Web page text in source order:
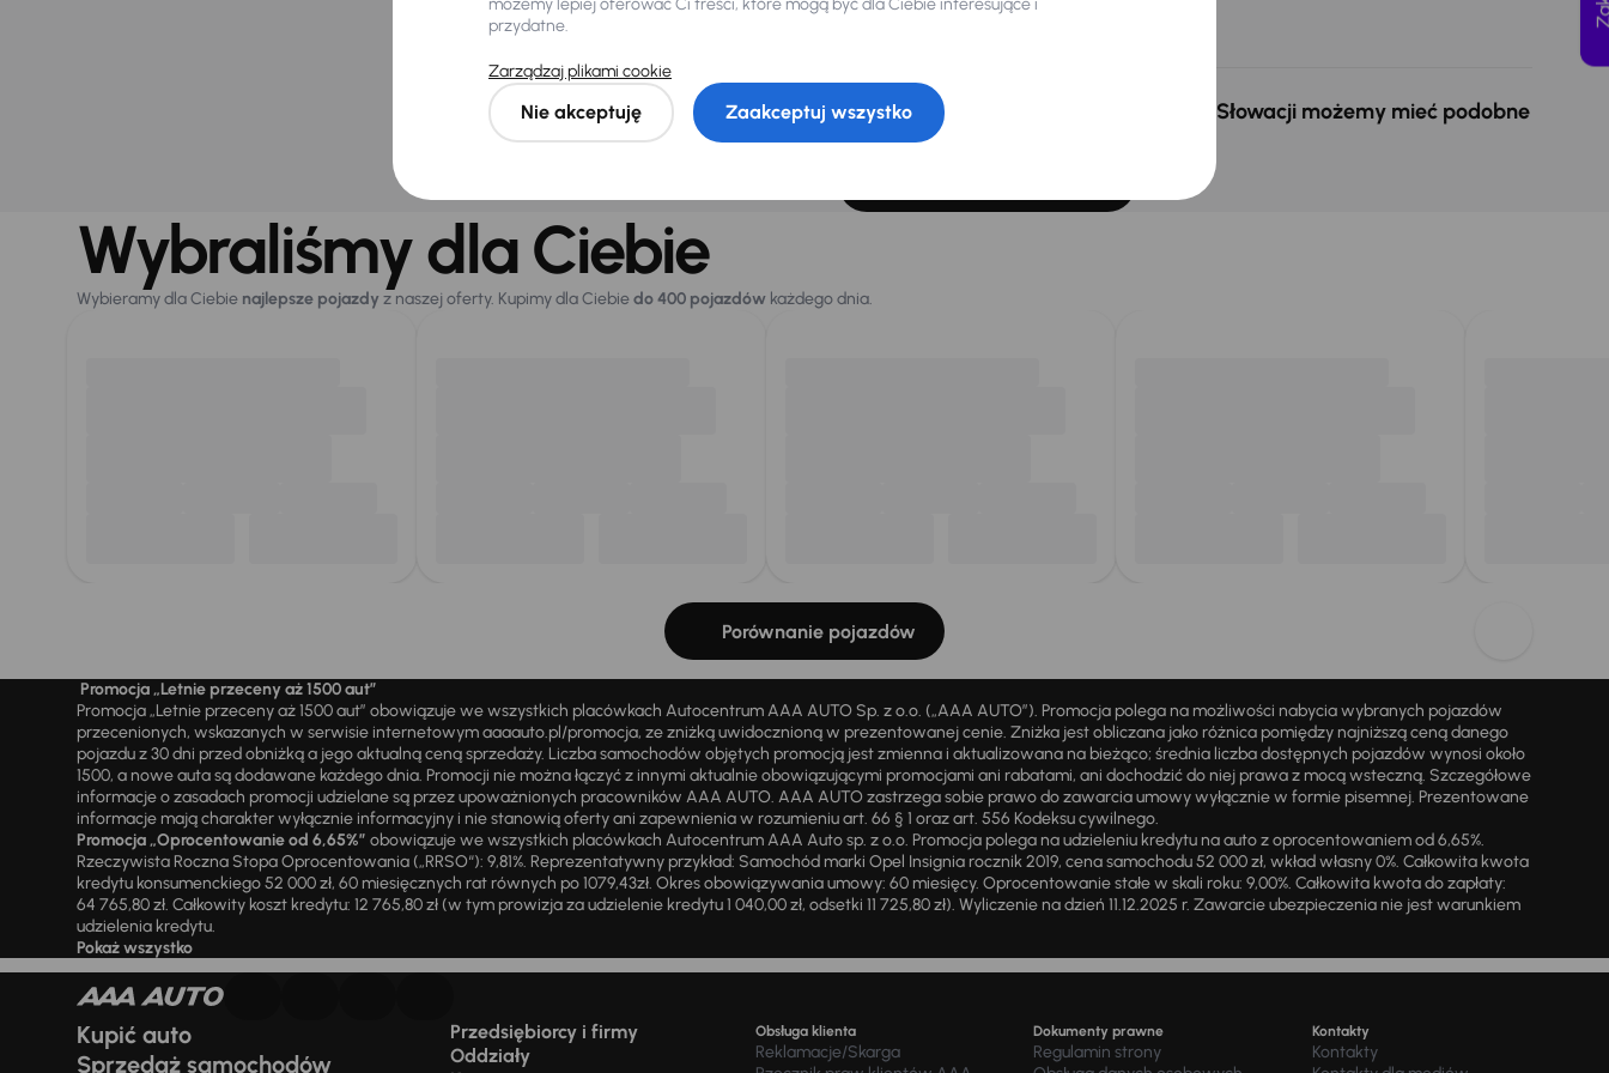
obniżką
33 500 zł
Miesięczna rata
Nie wybrałeś auto z oferty? Nie szkodzi, w naszych oddziałach w Czechach i na Słowacji możemy mieć podobne
samochody, których szukasz.
Wybraliśmy dla Ciebie
Wybieramy dla Ciebie najlepsze pojazdy z naszej oferty. Kupimy dla Ciebiedo 400 pojazdów każdego dnia.
Porównanie pojazdów
Promocja „Letnie przeceny aż 1500 aut”
Promocja „Letnie przeceny aż 1500 aut” obowiązuje we wszystkich placówkach Autocentrum AAA AUTO Sp. z o.o. („AAA AUTO”). Promocja polega na możliwości nabycia wybranych pojazdów
przecenionych, wskazanych w serwisie internetowym aaaauto.pl/promocja, ze zniżką uwidocznioną w prezentowanej cenie. Zniżka jest obliczana jako różnica pomiędzy najniższą ceną danego
pojazdu z 30 dni przed obniżką a jego aktualną ceną sprzedaży. Liczba samochodów objętych promocją jest zmienna i aktualizowana na bieżąco; średnia liczba dostępnych pojazdów wynosi około
1500, a nowe auta są dodawane każdego dnia. Promocji nie można łączyć z innymi aktualnie obowiązującymi promocjami ani rabatami, ani dochodzić do niej prawa z mocą wsteczną. Szczegółowe
informacje o zasadach promocji udzielane są przez upoważnionych pracowników AAA AUTO. AAA AUTO zastrzega sobie prawo do zawarcia umowy wyłącznie w formie pisemnej. Prezentowane
informacje mają charakter wyłącznie informacyjny i nie stanowią oferty ani zapewnienia w rozumieniu art. 66 § 1 oraz art. 556 Kodeksu cywilnego.
Promocja „Oprocentowanie od 6,65%” obowiązuje we wszystkich placówkach Autocentrum AAA Auto sp. z o.o. Promocja polega na udzieleniu kredytu na auto z oprocentowaniem od 6,65%.
Rzeczywista Roczna Stopa Oprocentowania („RRSO“): 9,81%. Reprezentatywny przykład: Samochód marki Opel Insignia rocznik 2019, cena samochodu 52 000 zł, wkład własny 0%. Całkowita kwota
kredytu konsumenckiego 52 000 zł, 60 miesięcznych rat równych po 1079,43zł. Okres obowiązywania umowy: 60 miesięcy. Oprocentowanie stałe w skali roku: 9,00%. Całkowita kwota do zapłaty:
64 765,80 zł. Całkowity koszt kredytu: 12 765,80 zł (w tym prowizja za udzielenie kredytu 1 040,00 zł, odsetki 11 725,80 zł). Wyliczenie na dzień 11.12.2025 r. Zawarcie ubezpieczenia nie jest warunkiem
udzielenia kredytu.
Pokaż wszystko
Kupić auto
Sprzedaż samochodów
Przedsiębiorcy i firmy
Oddziały
Obsługa klienta
Reklamacje/Skarga
Dokumenty prawne
Regulamin strony
Kontakty
Kontakty
możemy lepiej oferować Ci treści, które mogą być dla Ciebie interesujące i
przydatne.
Zarządzaj plikami cookie
Nie akceptuję Zaakceptuj wszystko